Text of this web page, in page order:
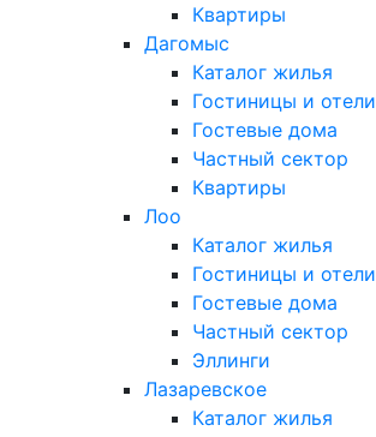
Квартиры
Дагомыс
Каталог жилья
Гостиницы и отели
Гостевые дома
Частный сектор
Квартиры
Лоо
Каталог жилья
Гостиницы и отели
Гостевые дома
Частный сектор
Эллинги
Лазаревское
Каталог жилья